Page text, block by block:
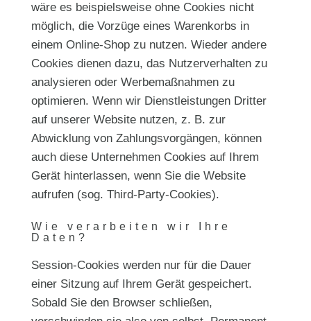
wäre es beispielsweise ohne Cookies nicht
möglich, die Vorzüge eines Warenkorbs in
einem Online-Shop zu nutzen. Wieder andere
Cookies dienen dazu, das Nutzerverhalten zu
analysieren oder Werbemaßnahmen zu
optimieren. Wenn wir Dienstleistungen Dritter
auf unserer Website nutzen, z. B. zur
Abwicklung von Zahlungsvorgängen, können
auch diese Unternehmen Cookies auf Ihrem
Gerät hinterlassen, wenn Sie die Website
aufrufen (sog. Third-Party-Cookies).
Wie verarbeiten wir Ihre
Daten?
Session-Cookies werden nur für die Dauer
einer Sitzung auf Ihrem Gerät gespeichert.
Sobald Sie den Browser schließen,